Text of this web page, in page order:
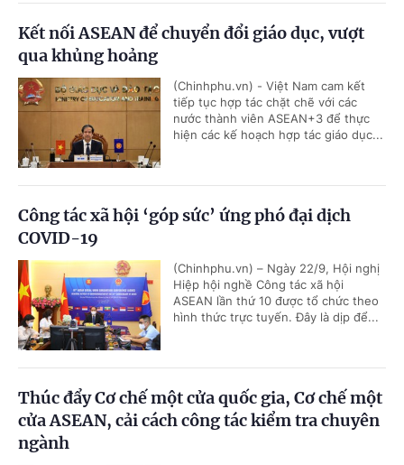
Kết nối ASEAN để chuyển đổi giáo dục, vượt
qua khủng hoảng
(Chinhphu.vn) - Việt Nam cam kết
tiếp tục hợp tác chặt chẽ với các
nước thành viên ASEAN+3 để thực
hiện các kế hoạch hợp tác giáo dục...
Công tác xã hội ‘góp sức’ ứng phó đại dịch
COVID-19
(Chinhphu.vn) – Ngày 22/9, Hội nghị
Hiệp hội nghề Công tác xã hội
ASEAN lần thứ 10 được tổ chức theo
hình thức trực tuyến. Đây là dịp để...
Thúc đẩy Cơ chế một cửa quốc gia, Cơ chế một
cửa ASEAN, cải cách công tác kiểm tra chuyên
ngành